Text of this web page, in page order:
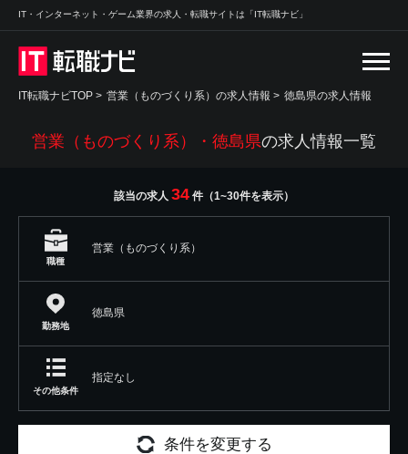
IT・インターネット・ゲーム業界の求人・転職サイトは「IT転職ナビ」
IT転職ナビTOP > 営業（ものづくり系）の求人情報 > 徳島県の求人情報
営業（ものづくり系）・徳島県の求人情報一覧
該当の求人 34 件（1~30件を表示）
職種
営業（ものづくり系）
勤務地
徳島県
その他条件
指定なし
条件を変更する